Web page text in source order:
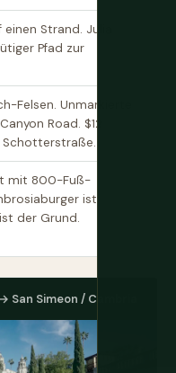
Strand. Julia
Pfad zur
Felsen. Unmarkierte
Road. $12
Schotterstraße.
mit 800-Fuß-
ist
der Grund.
San Simeon / Cambria